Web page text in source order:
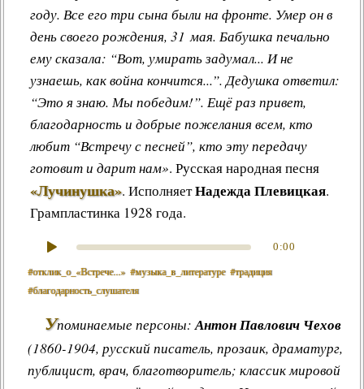
году. Все его три сына были на фронте. Умер он в
день своего рождения, 31 мая. Бабушка печально
ему сказала: “Вот, умирать задумал... И не
узнаешь, как война кончится...”. Дедушка ответил:
“Это я знаю. Мы победим!”. Ещё раз привет,
благодарность и добрые пожелания всем, кто
любит “Встречу с песней”, кто эту передачу
готовит и дарит нам». Русская народная песня
«Лучинушка». ИсполняетНадежда Плевицкая.
Грампластинка 1928 года.
0:00
#отклик_о_«Встрече...» #музыка_в_литературе #традиция
#благодарность_слушателя
Упоминаемые персоны:Антон Павлович Чехов
(1860-1904, русский писатель, прозаик, драматург,
публицист, врач, благотворитель; классик мировой